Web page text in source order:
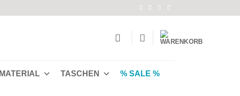
MATERIAL TASCHEN % SALE %